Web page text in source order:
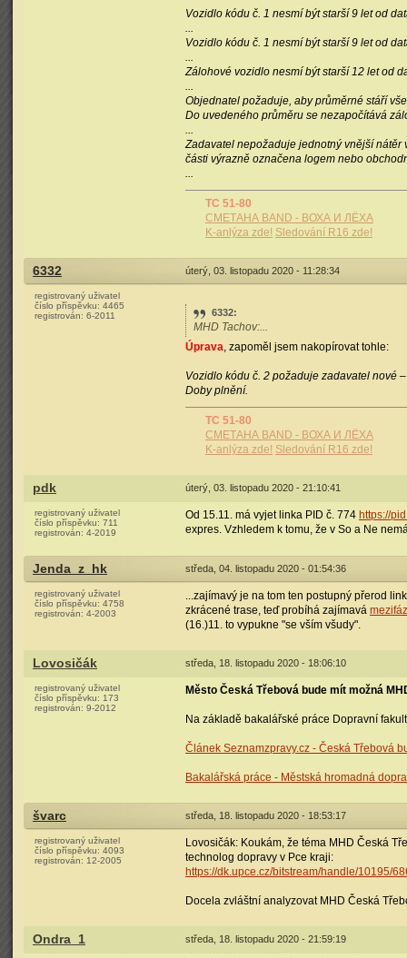
Vozidlo kódu č. 1 nesmí být starší 9 let od
...
Vozidlo kódu č. 1 nesmí být starší 9 let od
...
Zálohové vozidlo nesmí být starší 12 let od
...
Objednatel požaduje, aby průměrné stáří
Do uvedeného průměru se nezapočítává
...
Zadavatel nepožaduje jednotný vnější
části výrazně označena logem nebo
...
TC 51-80
СМЕТАНА BAND - ВОХА И ЛЁХА
K-anlýza zde! Sledování R16 zde!
6332 úterý, 03. listopadu 2020 - 11:28:34
registrovaný uživatel
číslo příspěvku: 4465
registrován: 6-2011 6332:
MHD Tachov:...
Úprava, zapoměl jsem nakopírovat tohle:
Vozidlo kódu č. 2 požaduje zadavatel nové
Doby plnění.
TC 51-80
СМЕТАНА BAND - ВОХА И ЛЁХА
K-anlýza zde! Sledování R16 zde!
pdk úterý, 03. listopadu 2020 - 21:10:41
registrovaný uživatel
číslo příspěvku: 711
registrován: 4-2019
Od 15.11. má vyjet linka PID č. 774 https://
expres. Vzhledem k tomu, že v So a Ne
Jenda_z_hk středa, 04. listopadu 2020 - 01:54:36
registrovaný uživatel
číslo příspěvku: 4758
registrován: 4-2003
...zajímavý je na tom ten postupný přerod
zkrácené trase, teď probíhá zajímavá
(16.)11. to vypukne "se vším všudy".
Lovosičák středa, 18. listopadu 2020 - 18:06:10
registrovaný uživatel
číslo příspěvku: 173
registrován: 9-2012
Město Česká Třebová bude mít možná
Na základě bakalářské práce Dopravní
Článek Seznamzpravy.cz - Česká Třebová
Bakalářská práce - Městská hromadná
švarc středa, 18. listopadu 2020 - 18:53:17
registrovaný uživatel
číslo příspěvku: 4093
registrován: 12-2005
Lovosičák: Koukám, že téma MHD Česká
technolog dopravy v Pce kraji:
https://dk.upce.cz/bitstream/handle/10195/
Docela zvláštní analyzovat MHD Česká
Ondra_1 středa, 18. listopadu 2020 - 21:59:19